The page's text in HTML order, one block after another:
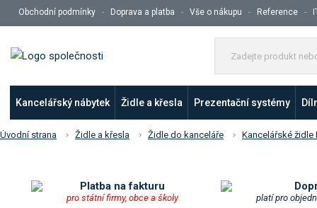
Obchodní podmínky Doprava a platba Vše o nákupu Reference
Kancelářský nábytek Židle a křesla Prezentační systémy
Úvodní strana Židle a křesla Židle do kanceláře Kancelářské židle
Platba na fakturu
pro státní firmy, obce a školy platí pro